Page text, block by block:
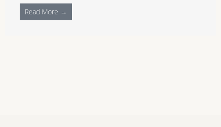
Read More →